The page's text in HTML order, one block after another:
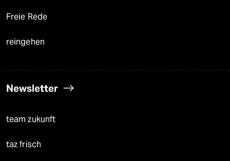
Freie Rede
reingehen
Newsletter
team zukunft
taz frisch